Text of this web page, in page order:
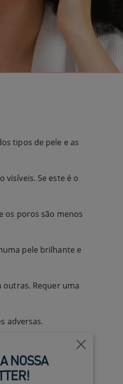
tipos de pele e as
Se este é o
os poros são menos
pele brilhante e
outras. Requer uma
adversas.
Fechar
NOSSA